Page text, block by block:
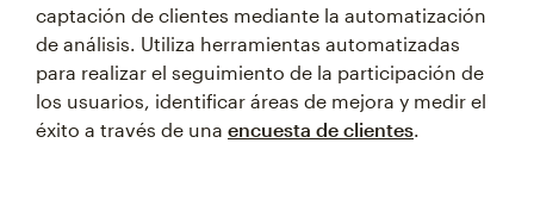
captación de clientes mediante la automatización
de análisis. Utiliza herramientas automatizadas
para realizar el seguimiento de la participación de
los usuarios, identificar áreas de mejora y medir el
éxito a través de una encuesta de clientes.